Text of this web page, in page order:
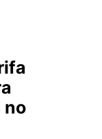
no